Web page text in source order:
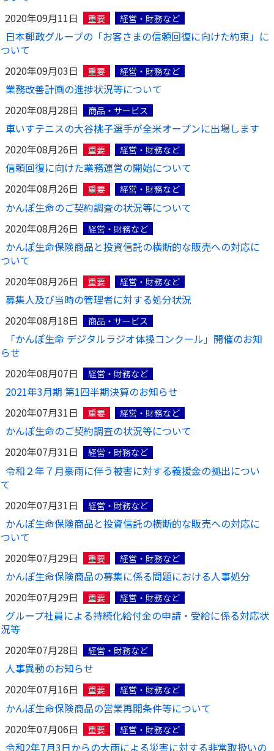
2020年09月11日
重要 経営・財務など
日本郵政グループの「お客さまの信頼回復に向けた約束」に
ついて
2020年09月03日
重要 経営・財務など
業務改善計画の進捗状況等について
2020年08月28日
商品・サービス
車いすテニスの大谷桃子選手が全米オープンに出場します
2020年08月26日
重要 経営・財務など
信頼回復に向けた業務運営の開始について
2020年08月26日
重要 経営・財務など
かんぽ生命のご契約調査の状況等について
2020年08月26日
経営・財務など
かんぽ生命保険商品と投資信託の横断的な販売への対応に
ついて
2020年08月26日
重要 経営・財務など
募集人及び当時の管理者に対する処分状況
2020年08月18日
商品・サービス
「かんぽ生命 デジタルラジオ体操コンクール」開催のお知
らせ
2020年08月07日
経営・財務など
2021年3月期 第1四半期決算のお知らせ
2020年07月31日
重要 経営・財務など
かんぽ生命のご契約調査の状況等について
2020年07月31日
経営・財務など
令和２年７月豪雨に伴う被害に対する義援金の拠出につい
て
2020年07月31日
経営・財務など
かんぽ生命保険商品と投資信託の横断的な販売への対応に
ついて
2020年07月29日
重要 経営・財務など
かんぽ生命保険商品の募集に係る問題における人事処分
2020年07月29日
重要 経営・財務など
グループ社員による持続化給付金の申請・受給に係る対応状
況等
2020年07月28日
経営・財務など
人事異動のお知らせ
2020年07月16日
重要 経営・財務など
かんぽ生命保険商品の営業再開条件等について
2020年07月06日
重要 経営・財務など
令和2年7月3日からの大雨による災害に対する非常取扱いの